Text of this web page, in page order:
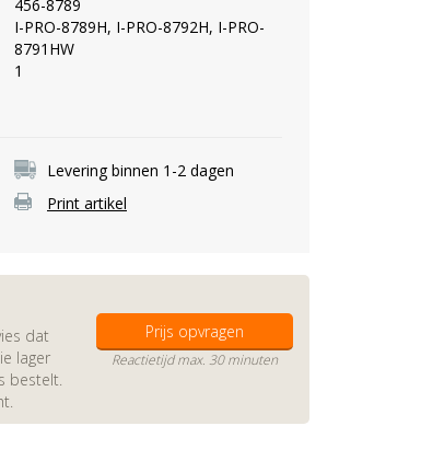
456-8789
I-PRO-8789H, I-PRO-8792H, I-PRO-
8791HW
1
Levering binnen 1-2 dagen
Print artikel
dat
lager
bestelt.
Prijs opvragen
Reactietijd max. 30 minuten